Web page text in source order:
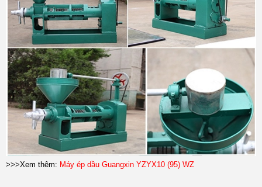
>>>Xem thêm: Máy ép dầu Guangxin YZYX10 (95) WZ